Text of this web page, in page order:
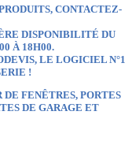
CONTACTEZ-
DISPONIBILITÉ DU
À 18H00.
LE LOGICIEL N°1
!
DE FENÊTRES, PORTES
DE GARAGE ET